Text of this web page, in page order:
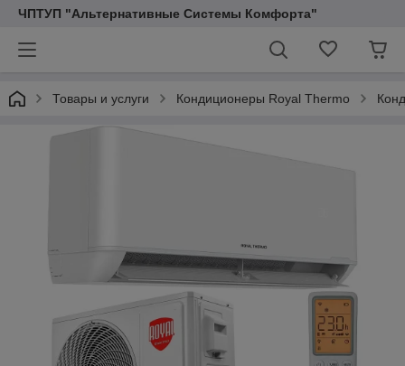
ЧПТУП "Альтернативные Системы Комфорта"
Товары и услуги Кондиционеры Royal Thermo